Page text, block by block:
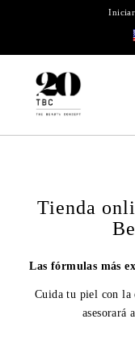
Iniciar
Tienda
Las fórmulas más
Cuida tu piel con la
asesorará